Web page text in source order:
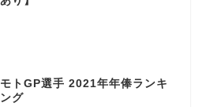
モトGP選手 2021年年俸ランキ
ング